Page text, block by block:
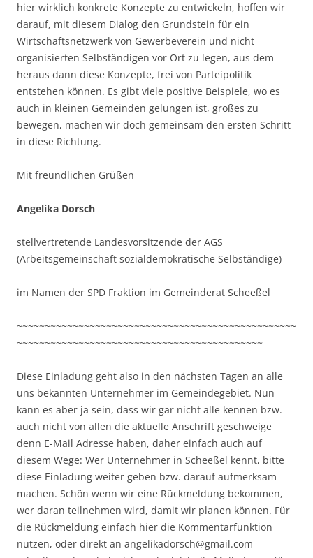
hier wirklich konkrete Konzepte zu entwickeln, hoffen wir
darauf, mit diesem Dialog den Grundstein für ein
Wirtschaftsnetzwerk von Gewerbeverein und nicht
organisierten Selbständigen vor Ort zu legen, aus dem
heraus dann diese Konzepte, frei von Parteipolitik
entstehen können. Es gibt viele positive Beispiele, wo es
auch in kleinen Gemeinden gelungen ist, großes zu
bewegen, machen wir doch gemeinsam den ersten Schritt
in diese Richtung.
Mit freundlichen Grüßen
Angelika Dorsch
stellvertretende Landesvorsitzende der AGS
(Arbeitsgemeinschaft sozialdemokratische Selbständige)
im Namen der SPD Fraktion im Gemeinderat Scheeßel
~~~~~~~~~~~~~~~~~~~~~~~~~~~~~~~~~~~~~~~~~~~~~~~~~~
~~~~~~~~~~~~~~~~~~~~~~~~~~~~~~~~~~~~~~~~~~~~
Diese Einladung geht also in den nächsten Tagen an alle
uns bekannten Unternehmer im Gemeindegebiet. Nun
kann es aber ja sein, dass wir gar nicht alle kennen bzw.
auch nicht von allen die aktuelle Anschrift geschweige
denn E-Mail Adresse haben, daher einfach auch auf
diesem Wege: Wer Unternehmer in Scheeßel kennt, bitte
diese Einladung weiter geben bzw. darauf aufmerksam
machen. Schön wenn wir eine Rückmeldung bekommen,
wer daran teilnehmen wird, damit wir planen können. Für
die Rückmeldung einfach hier die Kommentarfunktion
nutzen, oder direkt an angelikadorsch@gmail.com